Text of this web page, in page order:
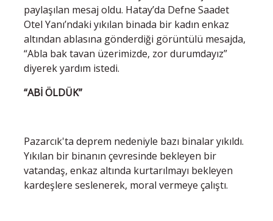
paylaşılan mesaj oldu. Hatay’da Defne Saadet
Otel Yanı’ndaki yıkılan binada bir kadın enkaz
altından ablasına gönderdiği görüntülü mesajda,
“Abla bak tavan üzerimizde, zor durumdayız”
diyerek yardım istedi.
“ABİ ÖLDÜK”
Pazarcık'ta deprem nedeniyle bazı binalar yıkıldı.
Yıkılan bir binanın çevresinde bekleyen bir
vatandaş, enkaz altında kurtarılmayı bekleyen
kardeşlere seslenerek, moral vermeye çalıştı.